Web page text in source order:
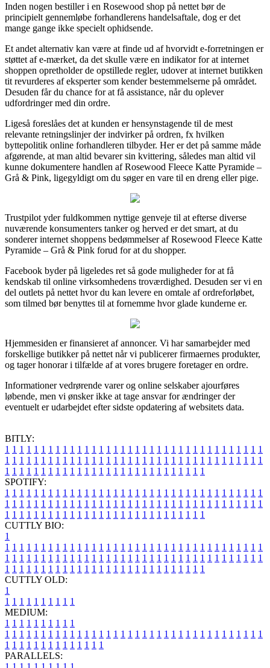
Inden nogen bestiller i en Rosewood shop på nettet bør de
principielt gennemløbe forhandlerens handelsaftale, dog er det
mange gange ikke specielt ophidsende.
Et andet alternativ kan være at finde ud af hvorvidt e-forretningen er
støttet af e-mærket, da det skulle være en indikator for at internet
shoppen opretholder de opstillede regler, udover at internet butikken
tit revurderes af eksperter som kender bestemmelserne på området.
Desuden får du chance for at få assistance, når du oplever
udfordringer med din ordre.
Ligeså foreslåes det at kunden er hensynstagende til de mest
relevante retningslinjer der indvirker på ordren, fx hvilken
byttepolitik online forhandleren tilbyder. Her er det på samme måde
afgørende, at man altid bevarer sin kvittering, således man altid vil
kunne dokumentere handlen af Rosewood Fleece Katte Pyramide –
Grå & Pink, ligegyldigt om du søger en vare til en dreng eller pige.
Trustpilot yder fuldkommen nyttige genveje til at efterse diverse
nuværende konsumenters tanker og herved er det smart, at du
sonderer internet shoppens bedømmelser af Rosewood Fleece Katte
Pyramide – Grå & Pink forud for at du shopper.
Facebook byder på ligeledes ret så gode muligheder for at få
kendskab til online virksomhedens troværdighed. Desuden ser vi en
del outlets på nettet hvor du kan levere en omtale af ordreforløbet,
som tilmed bør benyttes til at fornemme hvor glade kunderne er.
Hjemmesiden er finansieret af annoncer. Vi har samarbejder med
forskellige butikker på nettet når vi publicerer firmaernes produkter,
og tager honorar i tilfælde af at vores brugere foretager en ordre.
Informationer vedrørende varer og online selskaber ajourføres
løbende, men vi ønsker ikke at tage ansvar for ændringer der
eventuelt er udarbejdet efter sidste opdatering af websitets data.
BITLY:
1 1 1 1 1 1 1 1 1 1 1 1 1 1 1 1 1 1 1 1 1 1 1 1 1 1 1 1 1 1 1 1 1 1 1 1
1 1 1 1 1 1 1 1 1 1 1 1 1 1 1 1 1 1 1 1 1 1 1 1 1 1 1 1 1 1 1 1 1 1 1 1
1 1 1 1 1 1 1 1 1 1 1 1 1 1 1 1 1 1 1 1 1 1 1 1 1 1 1 1
SPOTIFY:
1 1 1 1 1 1 1 1 1 1 1 1 1 1 1 1 1 1 1 1 1 1 1 1 1 1 1 1 1 1 1 1 1 1 1 1
1 1 1 1 1 1 1 1 1 1 1 1 1 1 1 1 1 1 1 1 1 1 1 1 1 1 1 1 1 1 1 1 1 1 1 1
1 1 1 1 1 1 1 1 1 1 1 1 1 1 1 1 1 1 1 1 1 1 1 1 1 1 1 1
CUTTLY BIO:
1
1 1 1 1 1 1 1 1 1 1 1 1 1 1 1 1 1 1 1 1 1 1 1 1 1 1 1 1 1 1 1 1 1 1 1 1
1 1 1 1 1 1 1 1 1 1 1 1 1 1 1 1 1 1 1 1 1 1 1 1 1 1 1 1 1 1 1 1 1 1 1 1
1 1 1 1 1 1 1 1 1 1 1 1 1 1 1 1 1 1 1 1 1 1 1 1 1 1 1 1
CUTTLY OLD:
1
1 1 1 1 1 1 1 1 1 1
MEDIUM:
1 1 1 1 1 1 1 1 1 1
1 1 1 1 1 1 1 1 1 1 1 1 1 1 1 1 1 1 1 1 1 1 1 1 1 1 1 1 1 1 1 1 1 1 1 1
1 1 1 1 1 1 1 1 1 1 1 1 1 1
PARALLELS: